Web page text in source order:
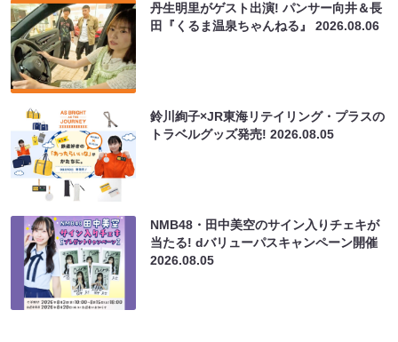
丹生明里がゲスト出演! パンサー向井＆長
田『くるま温泉ちゃんねる』2026.08.06
鈴川絢子×JR東海リテイリング・プラスの
トラベルグッズ発売!2026.08.05
NMB48・田中美空のサイン入りチェキが
当たる! dバリューパスキャンペーン開催
2026.08.05